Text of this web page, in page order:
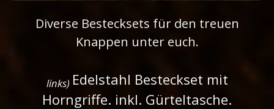
Diverse Bestecksets für den treuen
Knappen unter euch.
links) Edelstahl Besteckset mit
Horngriffe. inkl. Gürteltasche.